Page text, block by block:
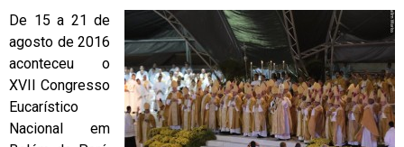
De 15 a 21 de
agosto de 2016
aconteceu o
XVII Congresso
Eucarístico
Nacional em